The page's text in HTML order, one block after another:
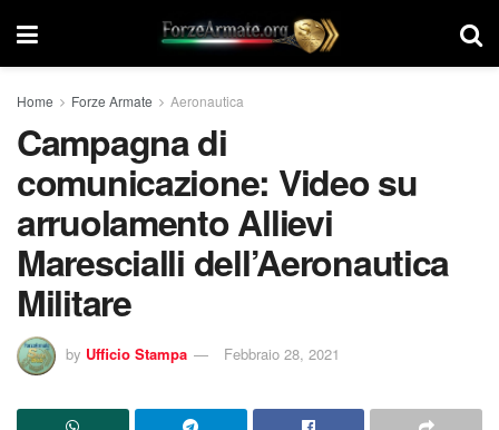
Home Forze Armate Aeronautica
Campagna di
comunicazione: Video su
arruolamento Allievi
Marescialli dell’Aeronautica
Militare
by Ufficio Stampa Febbraio 28, 2021